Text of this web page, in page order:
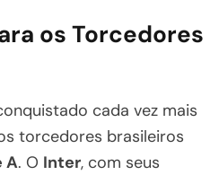
os Torcedores
cada vez mais
torcedores brasileiros
A. O Inter, com seus